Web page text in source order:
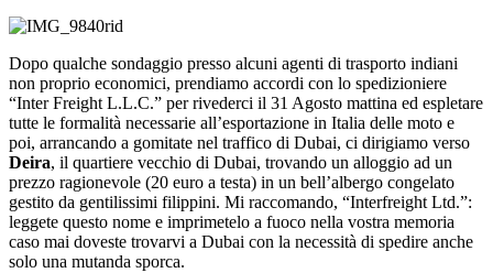
Dopo qualche sondaggio presso alcuni agenti di trasporto indiani
non proprio economici, prendiamo accordi con lo spedizioniere
“Inter Freight L.L.C.” per rivederci il 31 Agosto mattina ed espletare
tutte le formalità necessarie all’esportazione in Italia delle moto e
poi, arrancando a gomitate nel traffico di Dubai, ci dirigiamo verso
Deira, il quartiere vecchio di Dubai, trovando un alloggio ad un
prezzo ragionevole (20 euro a testa) in un bell’albergo congelato
gestito da gentilissimi filippini. Mi raccomando, “Interfreight Ltd.”:
leggete questo nome e imprimetelo a fuoco nella vostra memoria
caso mai doveste trovarvi a Dubai con la necessità di spedire anche
solo una mutanda sporca.